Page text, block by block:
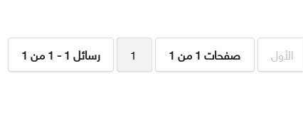
رسائل 1 - 1 من 1 1 صفحات 1 من 1 الأول